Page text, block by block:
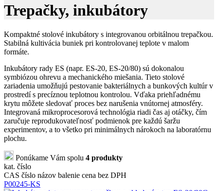
Trepačky, inkubátory
Kompaktné stolové inkubátory s integrovanou orbitálnou trepačkou.
Stabilná kultivácia buniek pri kontrolovanej teplote v malom
formáte.
Inkubátory rady ES (napr. ES-20, ES-20/80) sú dokonalou
symbiózou ohrevu a mechanického miešania. Tieto stolové
zariadenia umožňujú pestovanie bakteriálnych a bunkových kultúr v
prostredí s precíznou teplotnou kontrolou. Vďaka priehľadnému
krytu môžete sledovať proces bez narušenia vnútornej atmosféry.
Integrovaná mikroprocesorová technológia riadi čas aj otáčky, čím
zaručuje reprodukovateľnosť podmienok pre každú šaržu
experimentov, a to všetko pri minimálnych nárokoch na laboratórnu
plochu.
Ponúkame Vám spolu 4 produkty
kat. číslo
CAS číslo názov balenie cena bez DPH
P00245-KS